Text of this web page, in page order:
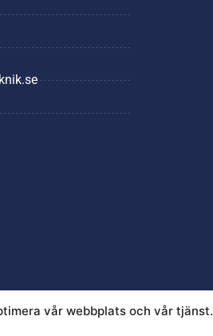
vår webbplats och vår tjänst.